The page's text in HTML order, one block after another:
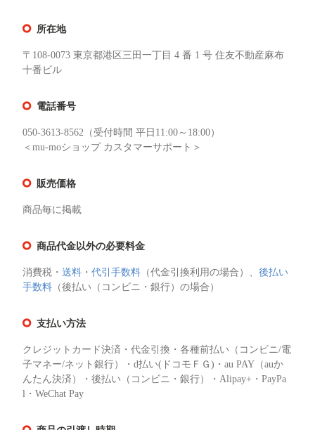
所在地
〒108-0073 東京都港区三田一丁目 4 番 1 号 住友不動産麻布
十番ビル
電話番号
050-3613-8562（受付時間 平日11:00～18:00）
＜mu-moショップ カスタマーサポート＞
販売価格
商品毎に掲載
商品代金以外の必要料金
消費税・送料 ・代引手数料 （代金引換利用の場合）、後払い
手数料 （後払い（コンビニ・銀行）の場合）
支払い方法
クレジットカード決済・代金引換・各種前払い（コンビニ/電
子マネー/ネット銀行）・d払い(ドコモＦＧ)・au PAY（auか
んたん決済）・後払い（コンビニ・銀行）・Alipay+・PayPa
l・WeChat Pay